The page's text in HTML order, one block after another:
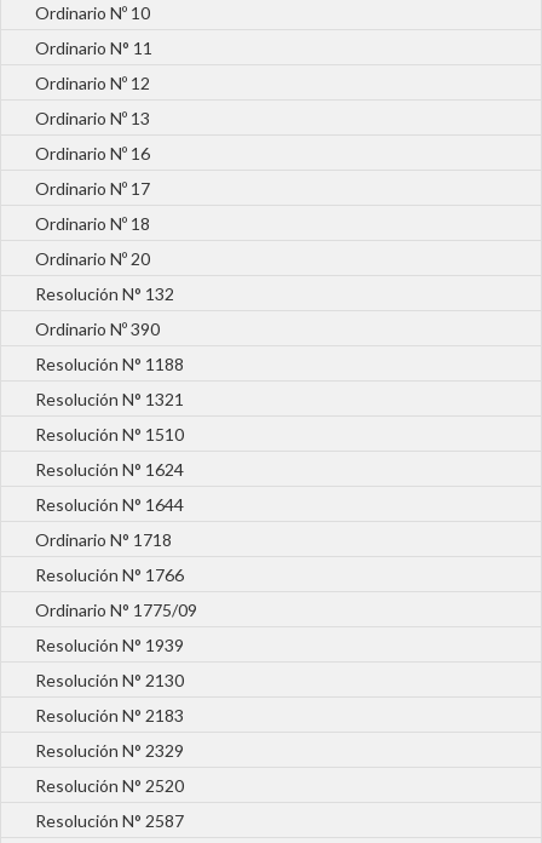
Ordinario Nº 10
Ordinario N° 11
Ordinario Nº 12
Ordinario Nº 13
Ordinario Nº 16
Ordinario Nº 17
Ordinario Nº 18
Ordinario Nº 20
Resolución N° 132
Ordinario Nº 390
Resolución N° 1188
Resolución N° 1321
Resolución N° 1510
Resolución N° 1624
Resolución N° 1644
Ordinario N° 1718
Resolución N° 1766
Ordinario N° 1775/09
Resolución N° 1939
Resolución N° 2130
Resolución N° 2183
Resolución N° 2329
Resolución N° 2520
Resolución N° 2587